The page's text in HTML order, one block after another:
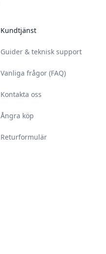
Kundtjänst
Guider & teknisk support
Vanliga frågor (FAQ)
Kontakta oss
Ångra köp
Returformulär